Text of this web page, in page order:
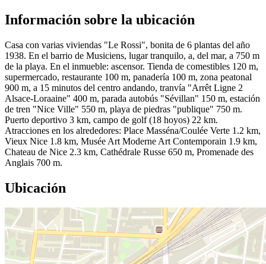
Información sobre la ubicación
Casa con varias viviendas "Le Rossi", bonita de 6 plantas del año
1938. En el barrio de Musiciens, lugar tranquilo, a, del mar, a 750 m
de la playa. En el inmueble: ascensor. Tienda de comestibles 120 m,
supermercado, restaurante 100 m, panadería 100 m, zona peatonal
900 m, a 15 minutos del centro andando, tranvía "Arrêt Ligne 2
Alsace-Loraaine" 400 m, parada autobús "Sévillan" 150 m, estación
de tren "Nice Ville" 550 m, playa de piedras "publique" 750 m.
Puerto deportivo 3 km, campo de golf (18 hoyos) 22 km.
Atracciones en los alrededores: Place Masséna/Coulée Verte 1.2 km,
Vieux Nice 1.8 km, Musée Art Moderne Art Contemporain 1.9 km,
Chateau de Nice 2.3 km, Cathédrale Russe 650 m, Promenade des
Anglais 700 m.
Ubicación